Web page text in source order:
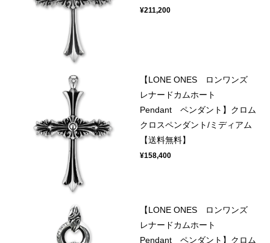
¥211,200
【LONE ONES ロンワンズ
レナードカムホート
Pendant ペンダント】クロム
クロスペンダント/ミディアム
【送料無料】
¥158,400
【LONE ONES ロンワンズ
レナードカムホート
Pendant ペンダント】クロム